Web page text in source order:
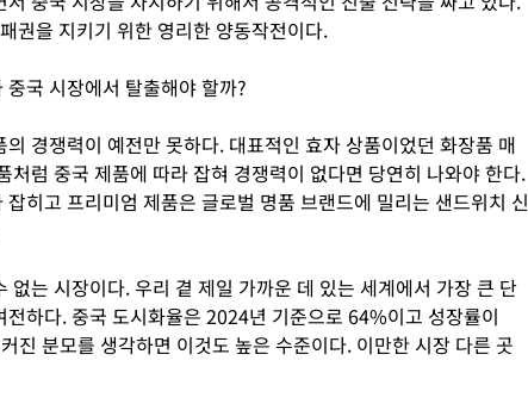
권을 지키기 위한 영리한 양동작전이다.
국 시장에서 탈출해야 할까?
경쟁력이 예전만 못하다. 대표적인 효자 상품이었던 화장품 매
처럼 중국 제품에 따라 잡혀 경쟁력이 없다면 당연히 나와야 한다.
히고 프리미엄 제품은 글로벌 명품 브랜드에 밀리는 샌드위치 신
없는 시장이다. 우리 곁 제일 가까운 데 있는 세계에서 가장 큰 단
전하다. 중국 도시화율은 2024년 기준으로 64%이고 성장률이
진 분모를 생각하면 이것도 높은 수준이다. 이만한 시장 다른 곳